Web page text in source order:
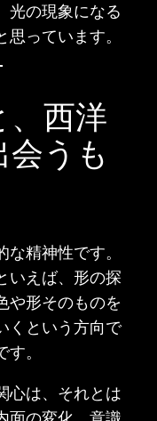
光の現象になる
っています。
、西洋
うも
精神性です。
いえば、形の探
や形そのものを
くという方向で
。
心は、それとは